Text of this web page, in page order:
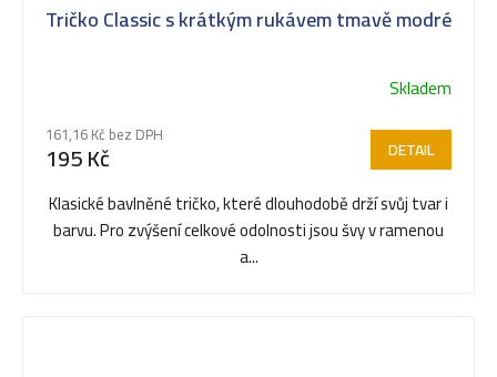
Tričko Classic s krátkým rukávem tmavě modré
Skladem
161,16 Kč bez DPH
195 Kč DETAIL
Klasické bavlněné tričko, které dlouhodobě drží svůj tvar i
barvu. Pro zvýšení celkové odolnosti jsou švy v ramenou
a...